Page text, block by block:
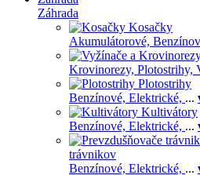
Záhrada
Kosačky
Akumulátorové,
Krovinorezy, Plotostrihy,
Plotostrihy
Benzínové, Elektrické, ...
Kultivátory
Benzínové, Elektrické, ...
trávnikov
Benzínové, Elektrické, ...